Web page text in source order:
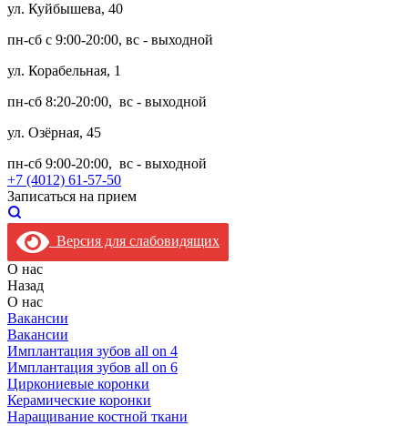
ул. Куйбышева, 40
пн-сб с 9:00-20:00, вс - выходной
ул. Корабельная, 1
пн-сб 8:20-20:00, вс - выходной
ул. Озёрная, 45
пн-сб 9:00-20:00, вс - выходной
+7 (4012) 61-57-50
Записаться на прием
Версия для слабовидящих
О нас
Назад
О нас
Вакансии
Вакансии
Имплантация зубов all on 4
Имплантация зубов all on 6
Циркониевые коронки
Керамические коронки
Наращивание костной ткани